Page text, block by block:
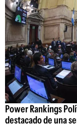
Power Rankings
destacado de una